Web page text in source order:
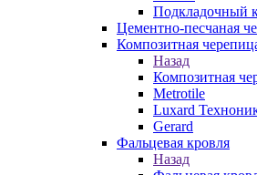
Подкладочный
Цементно-песчаная
Композитная
Назад
Композитная
Metrotile
Luxard
Gerard
Фальцевая кровля
Назад